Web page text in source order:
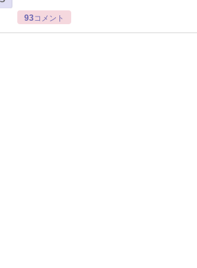
93コメント